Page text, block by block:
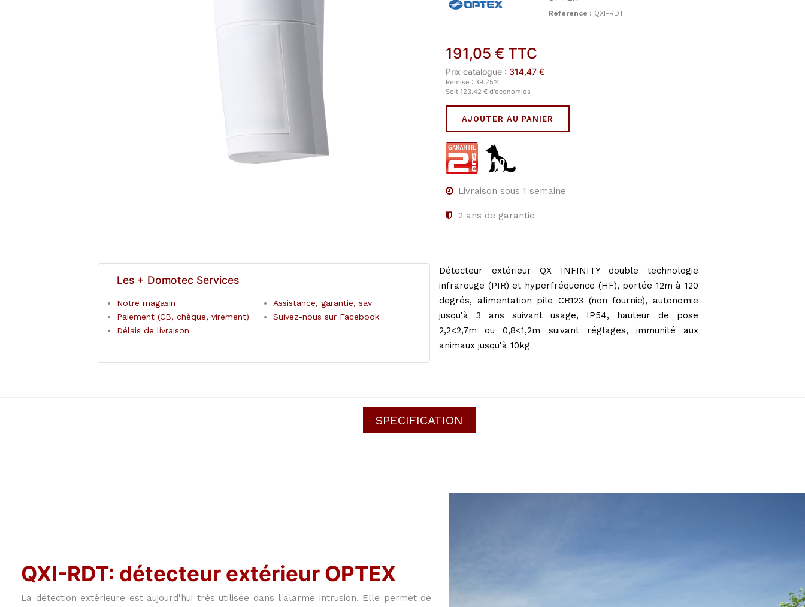
Référence : QXI-RDT
191,05 € TTC
Prix catalogue : 314,47€
Remise : 39.25%
Soit 123.42 € d'économies
AJOUTER AU PANIER
Livraison sous 1 semaine
2 ans de garantie
Détecteur extérieur QX INFINITY double technologie
infrarouge (PIR) et hyperfréquence (HF), portée 12m à 120
degrés, alimentation pile CR123 (non fournie), autonomie
jusqu'à 3 ans suivant usage, IP54, hauteur de pose
2,2<2,7m ou 0,8<1,2m suivant réglages, immunité aux
animaux jusqu'à 10kg
Les + Domotec Services
Notre magasin
Paiement (CB, chèque, virement)
Délais de livraison
Assistance, garantie, sav
Suivez-nous sur Facebook
SPECIFICATION
QXI-RDT: détecteur extérieur OPTEX
La détection extérieure est aujourd'hui très utilisée dans l'alarme intrusion. Elle permet de